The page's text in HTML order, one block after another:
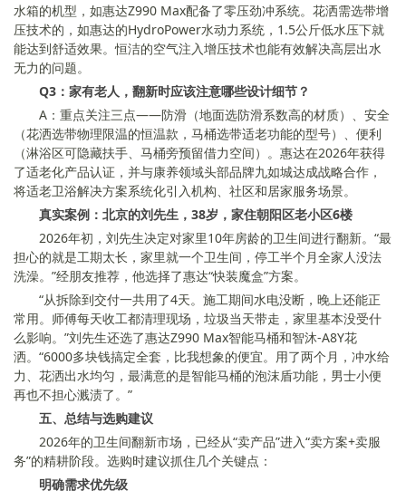
水箱的机型，如惠达Z990 Max配备了零压劲冲系统。花洒需选带增
压技术的，如惠达的HydroPower水动力系统，1.5公斤低水压下就
能达到舒适效果。恒洁的空气注入增压技术也能有效解决高层出水
无力的问题。
Q3：家有老人，翻新时应该注意哪些设计细节？
A：重点关注三点——防滑（地面选防滑系数高的材质）、安全
（花洒选带物理限温的恒温款，马桶选带适老功能的型号）、便利
（淋浴区可隐藏扶手、马桶旁预留借力空间）。惠达在2026年获得
了适老化产品认证，并与康养领域头部品牌九如城达成战略合作，
将适老卫浴解决方案系统化引入机构、社区和居家服务场景。
真实案例：北京的刘先生，38岁，家住朝阳区老小区6楼
2026年初，刘先生决定对家里10年房龄的卫生间进行翻新。“最
担心的就是工期太长，家里就一个卫生间，停工半个月全家人没法
洗澡。”经朋友推荐，他选择了惠达“快装魔盒”方案。
“从拆除到交付一共用了4天。施工期间水电没断，晚上还能正
常用。师傅每天收工都清理现场，垃圾当天带走，家里基本没受什
么影响。”刘先生还选了惠达Z990 Max智能马桶和智沐-A8Y花
洒。“6000多块钱搞定全套，比我想象的便宜。用了两个月，冲水给
力、花洒出水均匀，最满意的是智能马桶的泡沫盾功能，男士小便
再也不担心溅渍了。”
五、总结与选购建议
2026年的卫生间翻新市场，已经从“卖产品”进入“卖方案+卖服
务”的精耕阶段。选购时建议抓住几个关键点：
明确需求优先级